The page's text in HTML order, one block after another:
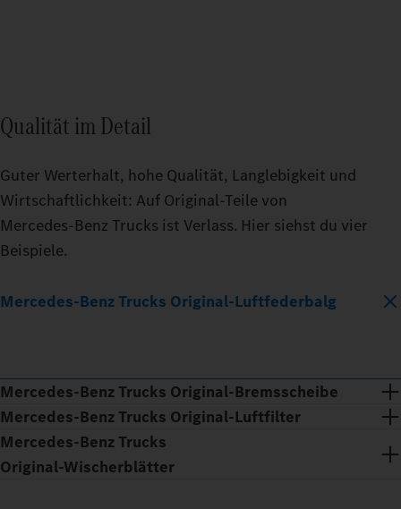
Qualität im Detail
Guter Werterhalt, hohe Qualität, Langlebigkeit und
Wirtschaftlichkeit: Auf Original‑Teile von
Mercedes‑Benz Trucks ist Verlass. Hier siehst du vier
Beispiele.
Mercedes‑Benz Trucks Original‑Luftfederbalg
Mercedes‑Benz Trucks Original‑Bremsscheibe
Mercedes‑Benz Trucks Original‑Luftfilter
Mercedes‑Benz Trucks
Original‑Wischerblätter